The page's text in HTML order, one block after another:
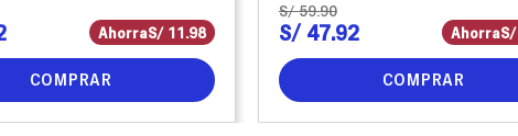
AhorraS/ 11.98
COMPRAR
S/ 59.90
S/ 47.92 AhorraS/
COMPRAR